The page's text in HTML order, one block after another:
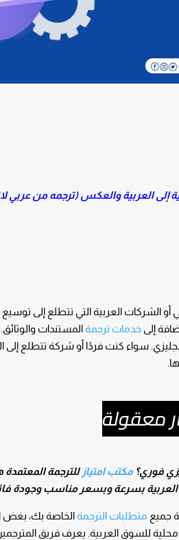
إلى العربية والعكس (ترجمه من عربي
أو الشركات العربية التي تتطلع إلى
إلىخدمات ترجمةالمستندات
سواء كنت فردًا أو شركة تتطلع
معقولة
فوري؟ مكتب امتياز للترجمة
إلى العربية بسرعة وبسعر مناسب وجودة
جميع متطلبات الترجمةالخاصة بك، بغض
للسوق العربية. يعرف فريق